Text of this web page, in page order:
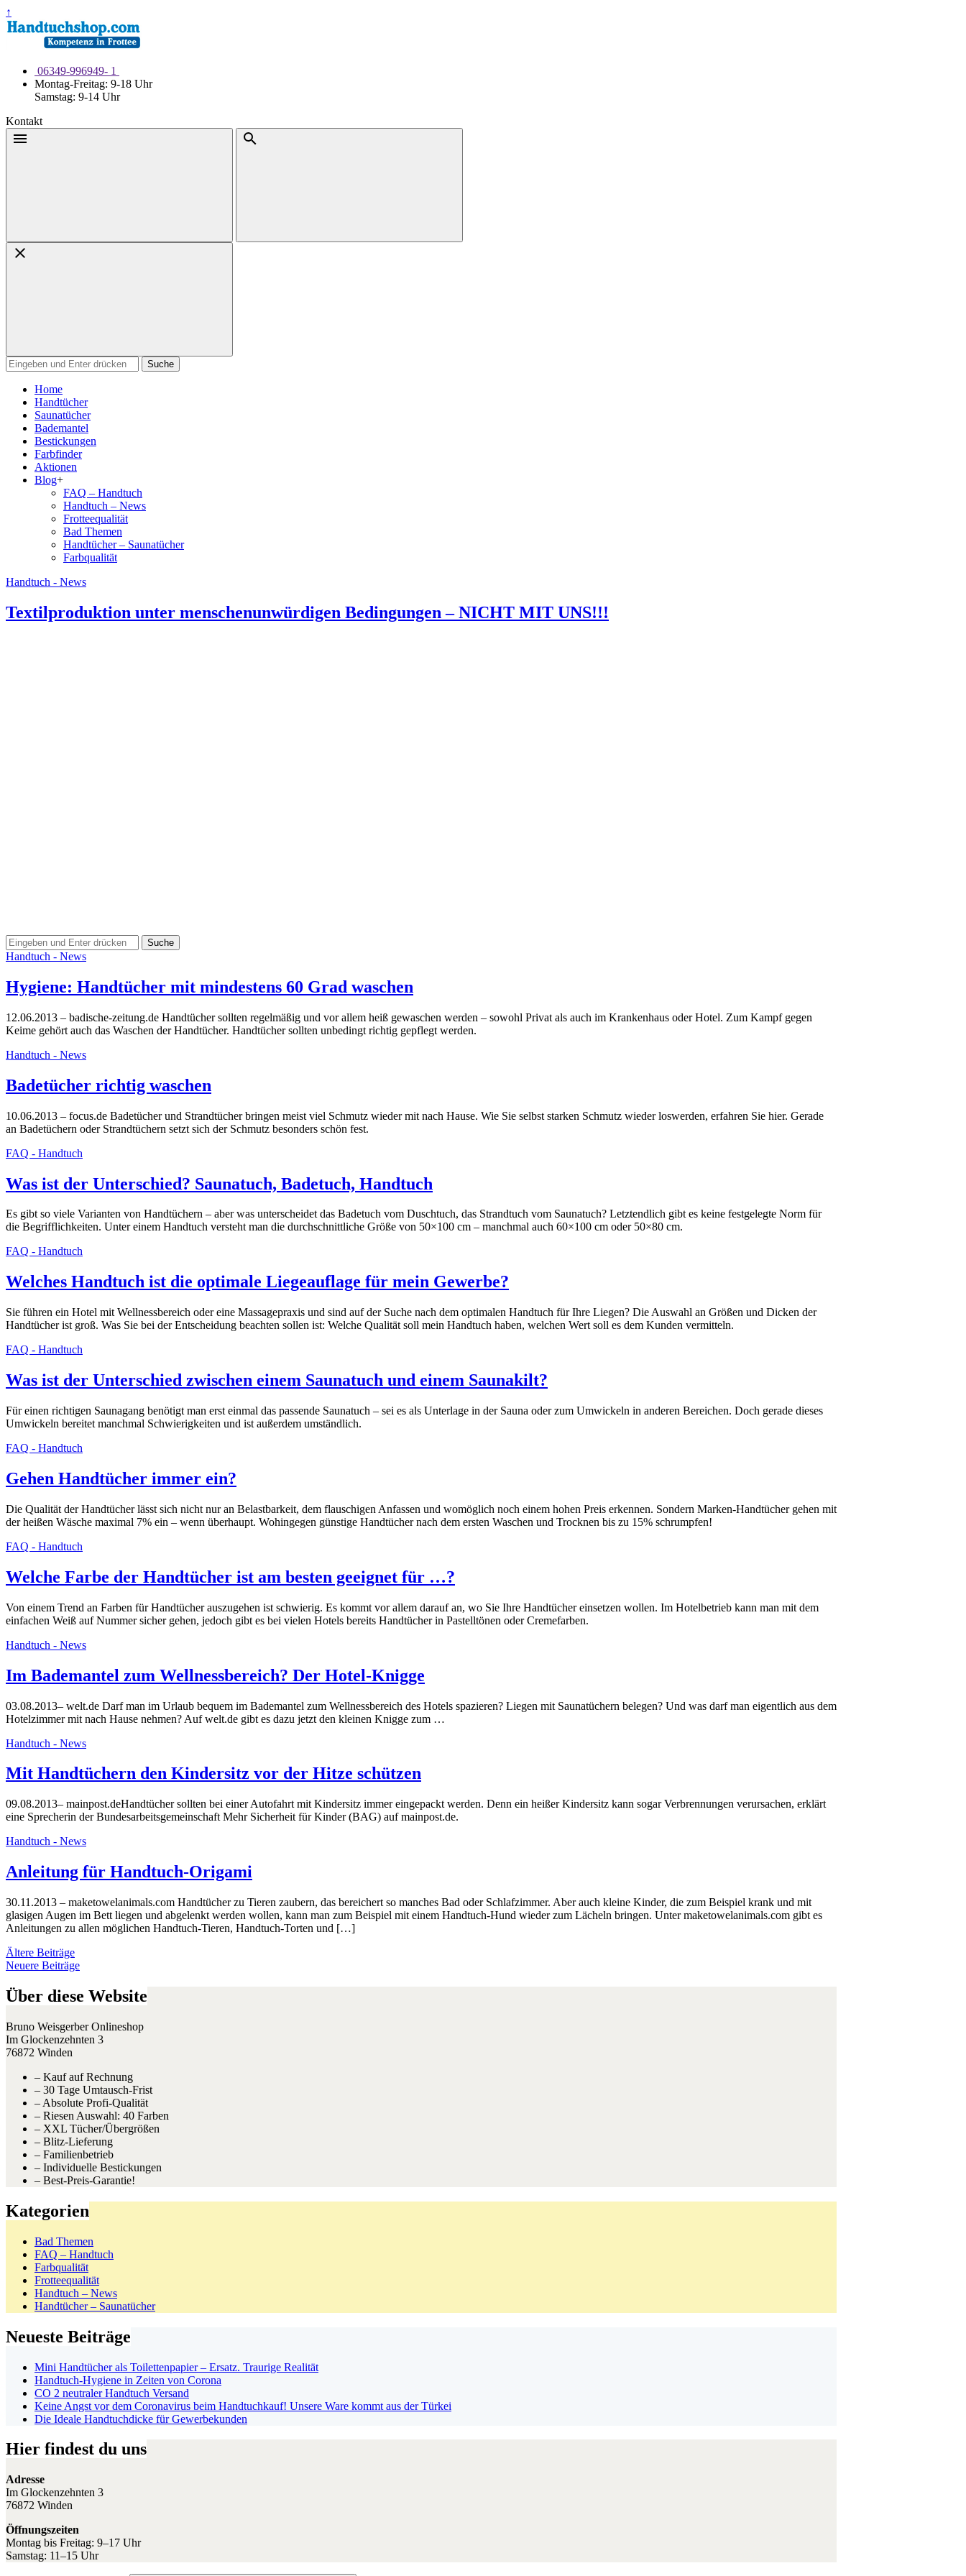
Weiter
zum
Inhalt
↑
06349-996949- 1
Montag-Freitag: 9-18 Uhr
Samstag: 9-14 Uhr
Kontakt
Menü Suche
Suchen
nach:
Home
Handtücher
Saunatücher
Bademantel
Bestickungen
Farbfinder
Aktionen
Blog+
FAQ – Handtuch
Handtuch – News
Frotteequalität
Bad Themen
Handtücher – Saunatücher
Farbqualität
Handtuch - News
Textilproduktion unter menschenunwürdigen Bedingungen – NICHT MIT UNS!!!
Suchen
nach:
Handtuch - News
Hygiene: Handtücher mit mindestens 60 Grad waschen
12.06.2013 – badische-zeitung.de Handtücher sollten regelmäßig und vor allem heiß gewaschen werden – sowohl Privat als auch im Krankenhaus oder Hotel. Zum Kampf gegen
Keime gehört auch das Waschen der Handtücher. Handtücher sollten unbedingt richtig gepflegt werden.
Handtuch - News
Badetücher richtig waschen
10.06.2013 – focus.de Badetücher und Strandtücher bringen meist viel Schmutz wieder mit nach Hause. Wie Sie selbst starken Schmutz wieder loswerden, erfahren Sie hier. Gerade
an Badetüchern oder Strandtüchern setzt sich der Schmutz besonders schön fest.
FAQ - Handtuch
Was ist der Unterschied? Saunatuch, Badetuch, Handtuch
Es gibt so viele Varianten von Handtüchern – aber was unterscheidet das Badetuch vom Duschtuch, das Strandtuch vom Saunatuch? Letztendlich gibt es keine festgelegte Norm für
die Begrifflichkeiten. Unter einem Handtuch versteht man die durchschnittliche Größe von 50×100 cm – manchmal auch 60×100 cm oder 50×80 cm.
FAQ - Handtuch
Welches Handtuch ist die optimale Liegeauflage für mein Gewerbe?
Sie führen ein Hotel mit Wellnessbereich oder eine Massagepraxis und sind auf der Suche nach dem optimalen Handtuch für Ihre Liegen? Die Auswahl an Größen und Dicken der
Handtücher ist groß. Was Sie bei der Entscheidung beachten sollen ist: Welche Qualität soll mein Handtuch haben, welchen Wert soll es dem Kunden vermitteln.
FAQ - Handtuch
Was ist der Unterschied zwischen einem Saunatuch und einem Saunakilt?
Für einen richtigen Saunagang benötigt man erst einmal das passende Saunatuch – sei es als Unterlage in der Sauna oder zum Umwickeln in anderen Bereichen. Doch gerade dieses
Umwickeln bereitet manchmal Schwierigkeiten und ist außerdem umständlich.
FAQ - Handtuch
Gehen Handtücher immer ein?
Die Qualität der Handtücher lässt sich nicht nur an Belastbarkeit, dem flauschigen Anfassen und womöglich noch einem hohen Preis erkennen. Sondern Marken-Handtücher gehen mit
der heißen Wäsche maximal 7% ein – wenn überhaupt. Wohingegen günstige Handtücher nach dem ersten Waschen und Trocknen bis zu 15% schrumpfen!
FAQ - Handtuch
Welche Farbe der Handtücher ist am besten geeignet für …?
Von einem Trend an Farben für Handtücher auszugehen ist schwierig. Es kommt vor allem darauf an, wo Sie Ihre Handtücher einsetzen wollen. Im Hotelbetrieb kann man mit dem
einfachen Weiß auf Nummer sicher gehen, jedoch gibt es bei vielen Hotels bereits Handtücher in Pastelltönen oder Cremefarben.
Handtuch - News
Im Bademantel zum Wellnessbereich? Der Hotel-Knigge
03.08.2013– welt.de Darf man im Urlaub bequem im Bademantel zum Wellnessbereich des Hotels spazieren? Liegen mit Saunatüchern belegen? Und was darf man eigentlich aus dem
Hotelzimmer mit nach Hause nehmen? Auf welt.de gibt es dazu jetzt den kleinen Knigge zum …
Handtuch - News
Mit Handtüchern den Kindersitz vor der Hitze schützen
09.08.2013– mainpost.deHandtücher sollten bei einer Autofahrt mit Kindersitz immer eingepackt werden. Denn ein heißer Kindersitz kann sogar Verbrennungen verursachen, erklärt
eine Sprecherin der Bundesarbeitsgemeinschaft Mehr Sicherheit für Kinder (BAG) auf mainpost.de.
Handtuch - News
Anleitung für Handtuch-Origami
30.11.2013 – maketowelanimals.com Handtücher zu Tieren zaubern, das bereichert so manches Bad oder Schlafzimmer. Aber auch kleine Kinder, die zum Beispiel krank und mit
glasigen Augen im Bett liegen und abgelenkt werden wollen, kann man zum Beispiel mit einem Handtuch-Hund wieder zum Lächeln bringen. Unter maketowelanimals.com gibt es
Anleitungen zu allen möglichen Handtuch-Tieren, Handtuch-Torten und […]
Beitragsnavigation
Ältere Beiträge
Neuere Beiträge
Über diese Website
Bruno Weisgerber Onlineshop
Im Glockenzehnten 3
76872 Winden
– Kauf auf Rechnung
– 30 Tage Umtausch-Frist
– Absolute Profi-Qualität
– Riesen Auswahl: 40 Farben
– XXL Tücher/Übergrößen
– Blitz-Lieferung
– Familienbetrieb
– Individuelle Bestickungen
– Best-Preis-Garantie!
Kategorien
Bad Themen
FAQ – Handtuch
Farbqualität
Frotteequalität
Handtuch – News
Handtücher – Saunatücher
Neueste Beiträge
Mini Handtücher als Toilettenpapier – Ersatz. Traurige Realität
Handtuch-Hygiene in Zeiten von Corona
CO 2 neutraler Handtuch Versand
Keine Angst vor dem Coronavirus beim Handtuchkauf! Unsere Ware kommt aus der Türkei
Die Ideale Handtuchdicke für Gewerbekunden
Hier findest du uns
Adresse
Im Glockenzehnten 3
76872 Winden
Öffnungszeiten
Montag bis Freitag: 9–17 Uhr
Samstag: 11–15 Uhr